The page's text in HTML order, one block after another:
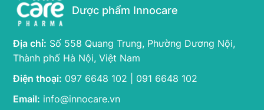
Dược phẩm Innocare
Địa chỉ: Số 558 Quang Trung, Phường Dương Nội,
Thành phố Hà Nội, Việt Nam
Điện thoại: 097 6648 102 | 091 6648 102
Email: info@innocare.vn